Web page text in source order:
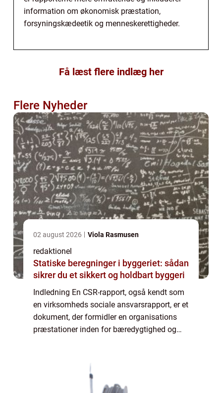
information om økonomisk præstation,
forsyningskædeetik og menneskerettigheder.
Få læst flere indlæg her
Flere Nyheder
02 august 2026 Viola Rasmusen
redaktionel
Statiske beregninger i byggeriet: sådan
sikrer du et sikkert og holdbart byggeri
Indledning En CSR-rapport, også kendt som
en virksomheds sociale ansvarsrapport, er et
dokument, der formidler en organisations
præstationer inden for bæredygtighed og